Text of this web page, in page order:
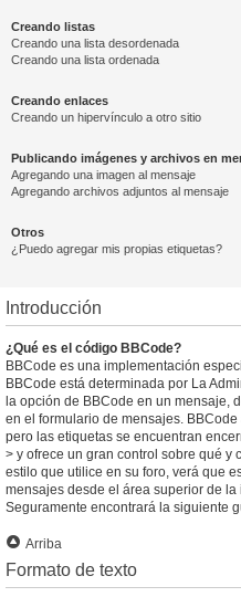
Creando listas
Creando una lista desordenada
Creando una lista ordenada
Creando enlaces
Creando un hipervínculo a otro sitio
Publicando imágenes y archivos en
Agregando una imagen al mensaje
Agregando archivos adjuntos al mensaje
Otros
¿Puedo agregar mis propias etiquetas?
Introducción
¿Qué es el código BBCode?
BBCode es una implementación
BBCode está determinada por La
la opción de BBCode en un mensaje,
en el formulario de mensajes.
pero las etiquetas se encuentran
> y ofrece un gran control sobre qué y
estilo que utilice en su foro, verá que
mensajes desde el área superior de
Seguramente encontrará la siguiente
Arriba
Formato de texto